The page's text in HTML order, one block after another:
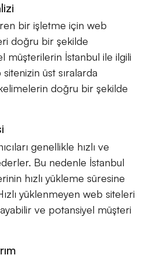
bir işletme için web
doğru bir şekilde
müşterilerin İstanbul ile ilgili
üst sıralarda
doğru bir şekilde
genellikle hızlı ve
Bu nedenle İstanbul
hızlı yükleme süresine
yüklenmeyen web siteleri
ve potansiyel müşteri